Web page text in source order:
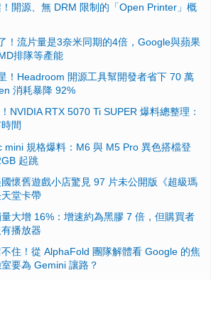
開源、無 DRM 限制的「Open Printer」概
！流片量是3奈米同期的4倍，Google與蘋果
排隊等產能
！Headroom 開源工具幫開發者省下 70 萬
消耗暴降 92%
NVIDIA RTX 5070 Ti SUPER 爆料總整理：
間
mini 規格爆料：M6 與 M5 Pro 異色搭檔登
起跳
懷舊遊戲小店驚見 97 片未公開版《超級瑪
堂卡帶
大增 16%：增速約為黑膠 7 倍，但購買者
播放器
住！從 AlphaFold 團隊解體看 Google 的焦
要為 Gemini 讓路？